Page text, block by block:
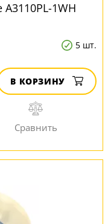
1WH
5 шт.
В КОРЗИНУ